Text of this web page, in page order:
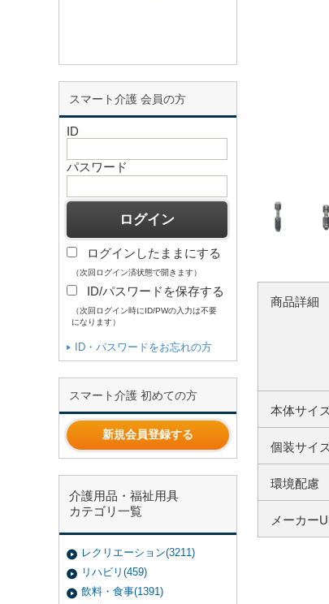
スマート介護 会員の方
ID
パスワード
ログインしたままにする
（次回ログイン済状態で開きます）
ID/パスワードを保存する
（次回ログイン時にID/PWの入力は不要
になります）
ID・パスワードをお忘れの方
スマート介護 初めての方
新規会員登録する
介護用品・福祉用具
カテゴリ一覧
レクリエーション(3211)
リハビリ(459)
飲料・食事(1391)
商品詳細
本体サイ
個装サイ
環境配慮
メーカー